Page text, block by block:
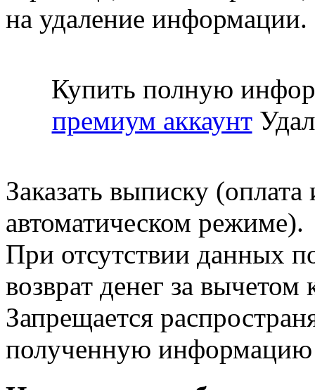
на удаление информации.
Купить полную
премиум аккаунт
Заказать выписку
автоматическом режиме).
При отсутствии данных
возврат денег за
Запрещается
полученную информацию